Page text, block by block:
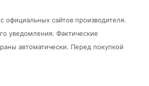
официальных сайтов производителя.
уведомления. Фактические
автоматически. Перед покупкой